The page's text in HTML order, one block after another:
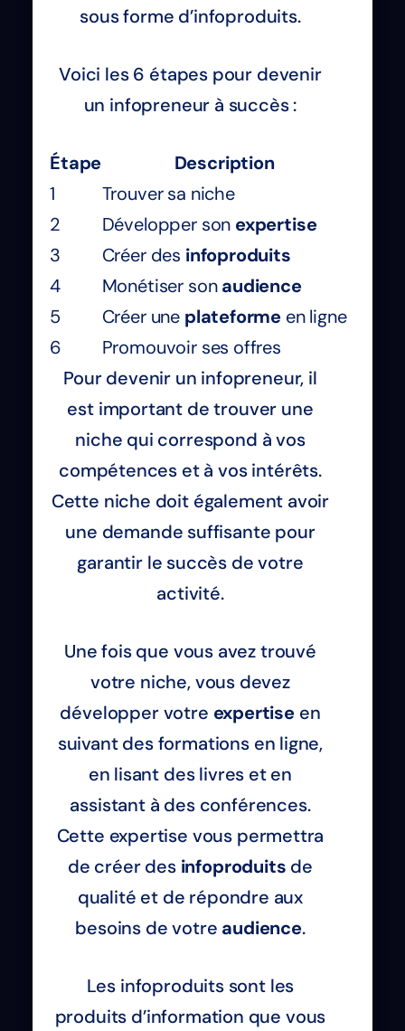
sous forme d’infoproduits.
Voici les 6 étapes pour devenir
un infopreneur à succès :
Étape
Description
1
Trouver sa niche
2
Développer son expertise
3
Créer des infoproduits
4
Monétiser sonaudience
5
Créer une plateforme en ligne
6
Promouvoir ses offres
Pour devenir un infopreneur, il
est important de trouver une
niche qui correspond à vos
compétences et à vos intérêts.
Cette niche doit également avoir
une demande suffisante pour
garantir le succès de votre
activité.
Une fois que vous avez trouvé
votre niche, vous devez
développer votre expertiseen
suivant des formations en ligne,
en lisant des livres et en
assistant à des conférences.
Cette expertise vous permettra
de créer des infoproduits de
qualité et de répondre aux
besoins de votre audience.
Les infoproduits sont les
produits d’information que vous